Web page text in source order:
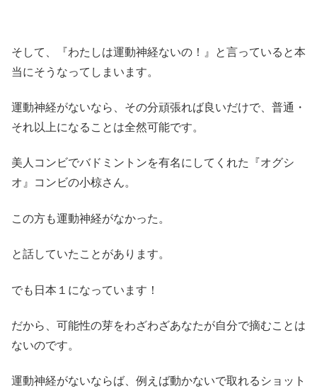
そして、『わたしは運動神経ないの！』と言っていると本
当にそうなってしまいます。
運動神経がないなら、その分頑張れば良いだけで、普通・
それ以上になることは全然可能です。
美人コンビでバドミントンを有名にしてくれた『オグシ
オ』コンビの小椋さん。
この方も運動神経がなかった。
と話していたことがあります。
でも日本１になっています！
だから、可能性の芽をわざわざあなたが自分で摘むことは
ないのです。
運動神経がないならば、例えば動かないで取れるショット